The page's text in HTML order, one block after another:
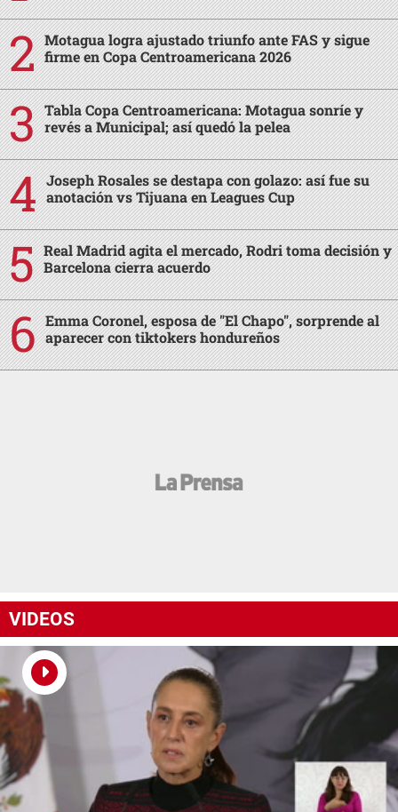
Motagua logra ajustado triunfo ante FAS y sigue
firme en Copa Centroamericana 2026
Tabla Copa Centroamericana: Motagua sonríe y
revés a Municipal; así quedó la pelea
Joseph Rosales se destapa con golazo: así fue su
anotación vs Tijuana en Leagues Cup
Real Madrid agita el mercado, Rodri toma decisión y
Barcelona cierra acuerdo
Emma Coronel, esposa de "El Chapo", sorprende al
aparecer con tiktokers hondureños
VIDEOS